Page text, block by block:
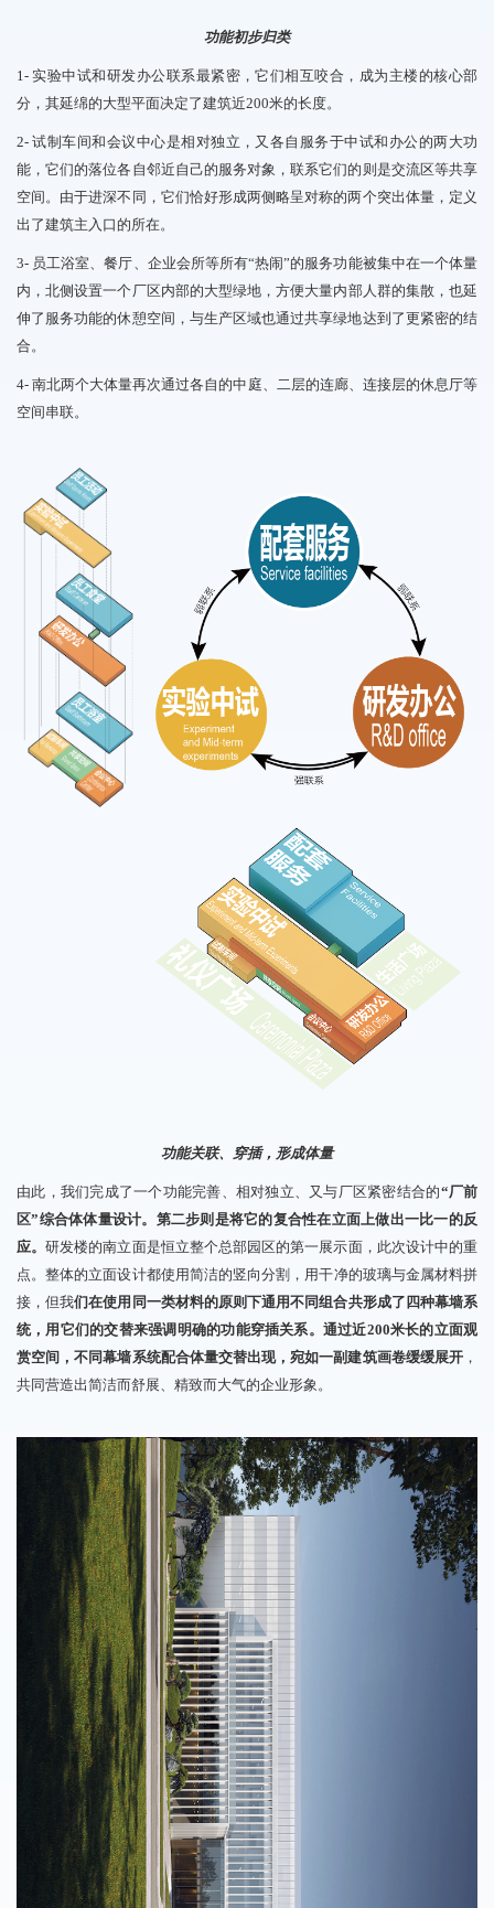
功能初步归类
1-实验中试和研发办公联系最紧密，它们相互咬合，成为主楼的核心部
分，其延绵的大型平面决定了建筑近200米的长度。
2-试制车间和会议中心是相对独立，又各自服务于中试和办公的两大功
能，它们的落位各自邻近自己的服务对象，联系它们的则是交流区等共享
空间。由于进深不同，它们恰好形成两侧略呈对称的两个突出体量，定义
出了建筑主入口的所在。
3- 员工浴室、餐厅、企业会所等所有“热闹”的服务功能被集中在一个体量
内，北侧设置一个厂区内部的大型绿地，方便大量内部人群的集散，也延
伸了服务功能的休憩空间，与生产区域也通过共享绿地达到了更紧密的结
合。
4-南北两个大体量再次通过各自的中庭、 二层的连廊、连接层的休息厅等
空间串联。
功能关联、穿插，形成体量
由此，我们完成了一个功能完善、相对独立、又与厂区紧密结合的“厂前
区”综合体体量设计。 第二步则是将它的复合性在立面上做出一比一的反
应。研发楼的南立面是恒立整个总部园区的第一展示面， 此次设计中的重
点。整体的立面设计都使用简洁的竖向分割 ， 用干净的玻璃与金属材料拼
接，但我们在使用同一类材料的原则下通用不同组合共形成了 四种幕墙系
统， 用它们的交替来强调 明确的功能穿插关系。通过近200米长的立面观
赏空间，不同幕墙系统配合体量交替出现，宛如一副建筑画卷缓缓展开 ，
共同营造出简洁而舒展、 精致而大气的企业形象。